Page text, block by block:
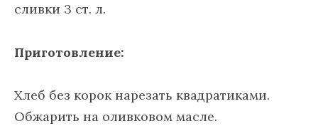
сливки 3 ст. л.
Приготовление:
Хлеб без корок нарезать квадратиками.
Обжарить на оливковом масле.